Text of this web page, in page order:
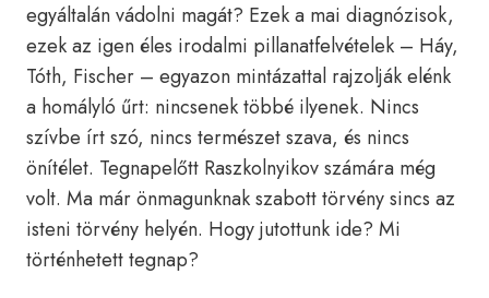
egyáltalán vádolni magát? Ezek a mai diagnózisok,
ezek az igen éles irodalmi pillanatfelvételek – Háy,
Tóth, Fischer – egyazon mintázattal rajzolják elénk
a homályló űrt: nincsenek többé ilyenek. Nincs
szívbe írt szó, nincs természet szava, és nincs
önítélet. Tegnapelőtt Raszkolnyikov számára még
volt. Ma már önmagunknak szabott törvény sincs az
isteni törvény helyén. Hogy jutottunk ide? Mi
történhetett tegnap?